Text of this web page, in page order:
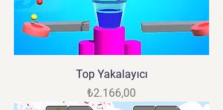
Top Yakalayıcı
Fiyat
₺2.166,00